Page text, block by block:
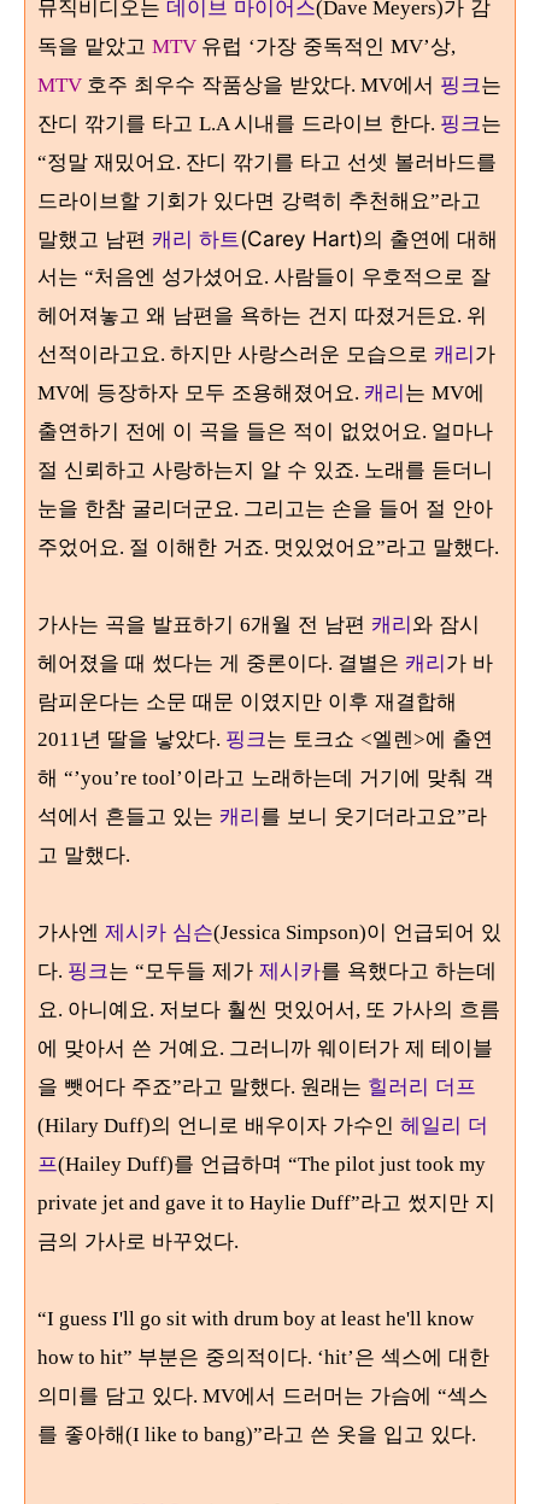
뮤직비디오는 데이브 마이어스(Dave Meyers)가 감
독을 맡았고 MTV 유럽 ‘가장 중독적인 MV’상,
MTV 호주 최우수 작품상을 받았다. MV에서 핑크는
잔디 깎기를 타고 L.A시내를 드라이브 한다. 핑크는
“정말 재밌어요. 잔디 깎기를 타고 선셋 볼러바드를
드라이브할 기회가 있다면 강력히 추천해요”라고
말했고 남편 캐리 하트(Carey Hart)의 출연에 대해
서는 “처음엔 성가셨어요. 사람들이 우호적으로 잘
헤어져놓고 왜 남편을 욕하는 건지 따졌거든요. 위
선적이라고요. 하지만 사랑스러운 모습으로 캐리가
MV에 등장하자 모두 조용해졌어요. 캐리는 MV에
출연하기 전에 이 곡을 들은 적이 없었어요. 얼마나
절 신뢰하고 사랑하는지 알 수 있죠. 노래를 듣더니
눈을 한참 굴리더군요. 그리고는 손을 들어 절 안아
주었어요. 절 이해한 거죠. 멋있었어요”라고 말했다.
가사는 곡을 발표하기 6개월 전 남편 캐리와 잠시
헤어졌을 때 썼다는 게 중론이다. 결별은 캐리가 바
람피운다는 소문 때문 이였지만 이후 재결합해
2011년 딸을 낳았다. 핑크는 토크쇼 <엘렌>에 출연
해 “’you’re tool’이라고 노래하는데 거기에 맞춰 객
석에서 흔들고 있는 캐리를 보니 웃기더라고요”라
고 말했다.
가사엔 제시카 심슨(Jessica Simpson)이 언급되어 있
다. 핑크는 “ 모두들 제가 제시카를 욕했다고 하는데
요. 아니예요. 저보다 훨씬 멋있어서, 또 가사의 흐름
에 맞아서 쓴 거예요. 그러니까 웨이터가 제 테이블
을 뺏어다 주죠”라고 말했다. 원래는 힐러리 더프
(Hilary Duff)의 언니로 배우이자 가수인 헤일리 더
프(Hailey Duff)를 언급하며 “The pilot just took my
private jet and gave it to Haylie Duff”라고 썼지만 지
금의 가사로 바꾸었다.
“I guess I'll go sit with drum boy at least he'll know
how to hit” 부분은 중의적이다. ‘hit’은 섹스에 대한
의미를 담고 있다. MV에서 드러머는 가슴에 “섹스
를 좋아해(I like to bang)”라고 쓴 옷을 입고 있다.